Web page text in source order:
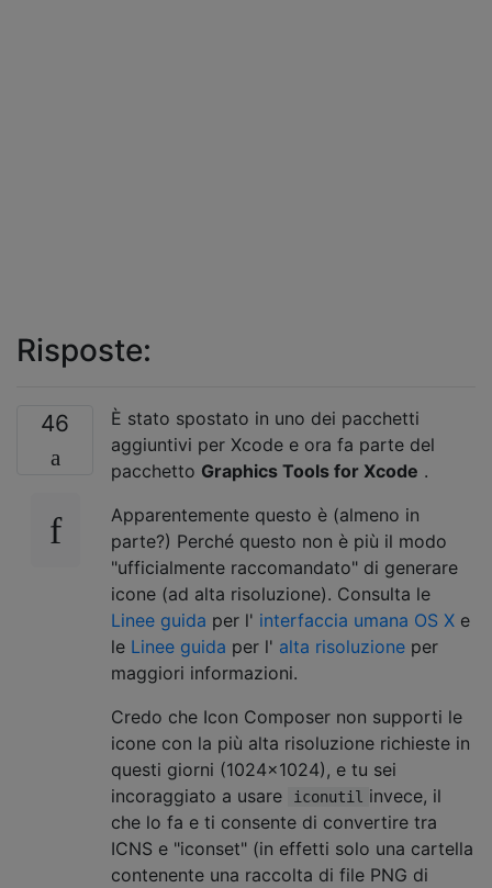
Risposte:
46
È stato spostato in uno dei pacchetti
aggiuntivi per Xcode e ora fa parte del
pacchetto Graphics Tools for Xcode .
Apparentemente questo è (almeno in
parte?) Perché questo non è più il modo
"ufficialmente raccomandato" di generare
icone (ad alta risoluzione). Consulta le
Linee guida per l' interfaccia umana OS X e
le Linee guida per l' alta risoluzione per
maggiori informazioni.
Credo che Icon Composer non supporti le
icone con la più alta risoluzione richieste in
questi giorni (1024x1024), e tu sei
incoraggiato a usare
iconutil invece, il
che lo fa e ti consente di convertire tra
ICNS e "iconset" (in effetti solo una cartella
contenente una raccolta di file PNG di